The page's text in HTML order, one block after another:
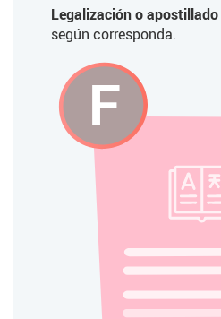
Legalización o apostillado
según corresponda.
F